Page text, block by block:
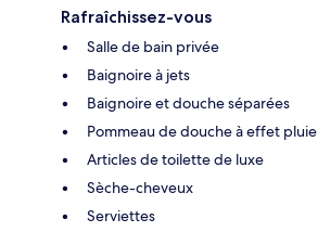
Rafraîchissez-vous
Salle de bain privée
Baignoire à jets
Baignoire et douche séparées
Pommeau de douche à effet pluie
Articles de toilette de luxe
Sèche-cheveux
Serviettes